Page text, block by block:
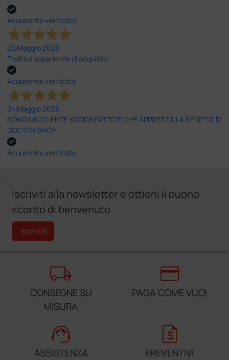
Acquirente verificato
25 Maggio 2026
Positiva esperienza di acquisto
Acquirente verificato
24 Maggio 2026
SONO UN CLIENTE SODDISFATTO E CHE APPREZZA LA SERIETA' DI
DOCTOR SHOP
Acquirente verificato
;
Iscriviti alla newsletter e ottieni il buono
sconto di benvenuto
Iscriviti
local_shipping
CONSEGNE SU
MISURA
credit_card
PAGA COME VUOI
support_agent
ASSISTENZA
request_quote
PREVENTIVI